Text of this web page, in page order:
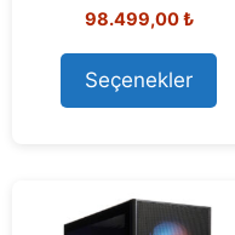
0
o
u
t
o
f
Orijinal
108.576,92 ₺.
98.499,00₺Şu
Seçenekler